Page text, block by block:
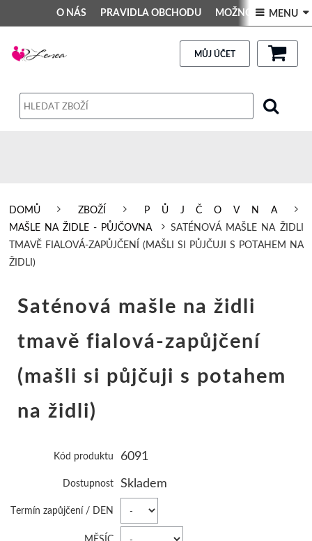
O NÁS PRAVIDLA OBCHODU MOŽNOSTI PLATBY
DEKORACE DO INTERIÉRU Kontakt GALERIE
 MENU 
MŮJ ÚČET
DOMŮ ZBOŽÍ
P Ů J Č O V N A
MAŠLE NA ŽIDLE - PŮJČOVNA
SATÉNOVÁ MAŠLE NA ŽIDLI
TMAVĚ FIALOVÁ-ZAPŮJČENÍ (MAŠLI SI PŮJČUJI S POTAHEM NA
ŽIDLI)
Saténová mašle na židli
tmavě fialová-zapůjčení
(mašli si půjčuji s potahem
na židli)
Kód produktu 6091
Dostupnost Skladem
Termín zapůjčení / DEN
MĚSÍC